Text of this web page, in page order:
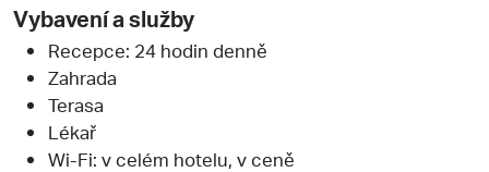
Vybavení a služby
Recepce: 24 hodin denně
Zahrada
Terasa
Lékař
Wi-Fi: v celém hotelu, v ceně